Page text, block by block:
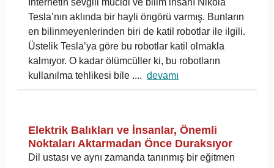
İnternetin sevgili mucidi ve bilim insanı Nikola
Tesla’nın aklında bir hayli öngörü varmış. Bunların
en bilinmeyenlerinden biri de katil robotlar ile ilgili.
Üstelik Tesla’ya göre bu robotlar katil olmakla
kalmıyor. O kadar ölümcüller ki, bu robotların
kullanılma tehlikesi bile .... devamı
Elektrik Balıkları ve İnsanlar, Önemli
Noktaları Aktarmadan Önce Duraksıyor
Dil ustası ve aynı zamanda tanınmış bir eğitmen